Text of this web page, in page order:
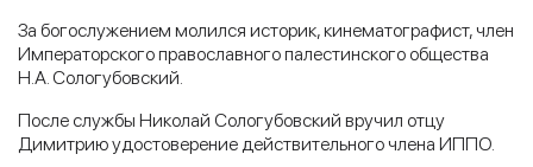
За богослужением молился историк, кинематографист, член
Императорского православного палестинского общества
Н.А. Сологубовский.
После службы Николай Сологубовский вручил отцу
Димитрию удостоверение действительного члена ИППО.